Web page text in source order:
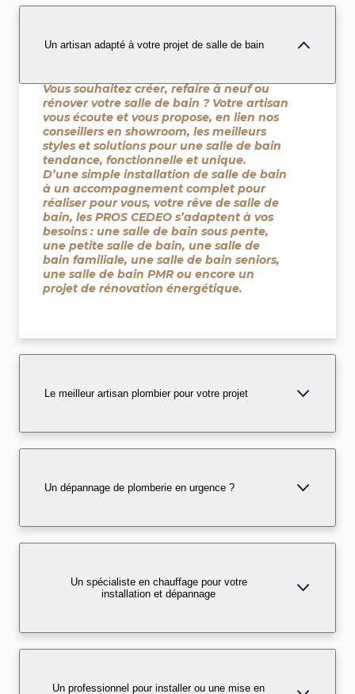
Un artisan adapté à votre projet de salle de bain
Vous souhaitez créer, refaire à neuf ou
rénover votre salle de bain ? Votre artisan
vous écoute et vous propose, en lien nos
conseillers en showroom, les meilleurs
styles et solutions pour une salle de bain
tendance, fonctionnelle et unique.
D’une simple installation de salle de bain
à un accompagnement complet pour
réaliser pour vous, votre rêve de salle de
bain, les PROS CEDEO s’adaptent à vos
besoins : une salle de bain sous pente,
une petite salle de bain, une salle de
bain familiale, une salle de bain seniors,
une salle de bain PMR ou encore un
projet de rénovation énergétique.
Le meilleur artisan plombier pour votre projet
Un dépannage de plomberie en urgence ?
Un spécialiste en chauffage pour votre
installation et dépannage
Un professionnel pour installer ou une mise en